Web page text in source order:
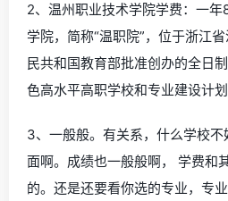
2、温州职业技术学院学费：一
学院，简称“温职院”，位于浙江
民共和国教育部批准创办的全日
色高水平高职学校和专业建设计划
3、一般般。有关系，什么学校
面啊。成绩也一般般啊， 学费和
的。还是还要看你选的专业，专